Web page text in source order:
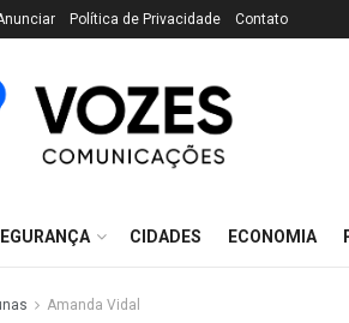
Política de Privacidade Contato
CIDADES ECONOMIA
Amanda Vidal